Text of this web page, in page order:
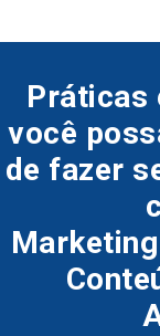
Práticas
você
de fazer